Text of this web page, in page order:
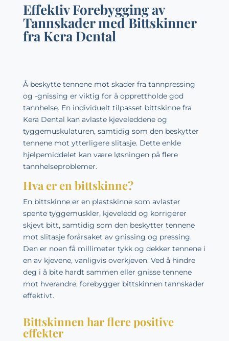
Effektiv Forebygging av
Tannskader med Bittskinner
fra Kera Dental
Å beskytte tennene mot skader fra tannpressing
og -gnissing er viktig for å opprettholde god
tannhelse. En individuelt tilpasset bittskinne fra
Kera Dental kan avlaste kjeveleddene og
tyggemuskulaturen, samtidig som den beskytter
tennene mot ytterligere slitasje. Dette enkle
hjelpemiddelet kan være løsningen på flere
tannhelseproblemer.
Hva er en bittskinne?
En bittskinne er en plastskinne som avlaster
spente tyggemuskler, kjeveledd og korrigerer
skjevt bitt, samtidig som den beskytter tennene
mot slitasje forårsaket av gnissing og pressing.
Den er noen få millimeter tykk og dekker tennene i
en av kjevene, vanligvis overkjeven. Ved å hindre
deg i å bite hardt sammen eller gnisse tennene
mot hverandre, forebygger bittskinnen tannskader
effektivt.
Bittskinnen har flere positive
effekter